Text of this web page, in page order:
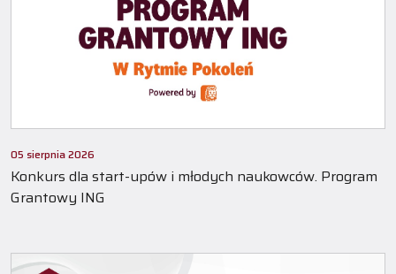
05 sierpnia 2026
Konkurs dla start-upów i młodych naukowców. Program
Grantowy ING